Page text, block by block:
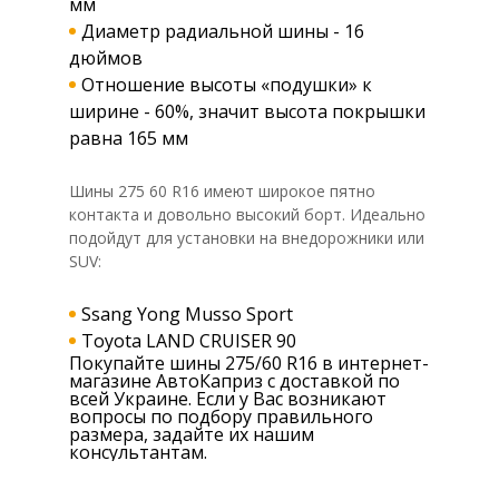
Диаметр радиальной шины - 16
дюймов
Отношение высоты «подушки» к
ширине - 60%, значит высота покрышки
равна 165 мм
Шины 275 60 R16 имеют широкое пятно
контакта и довольно высокий борт. Идеально
подойдут для установки на внедорожники или
SUV:
Ssang Yong Musso Sport
Toyota LAND CRUISER 90
Покупайте шины 275/60 R16 в интернет-
магазине АвтоКаприз с доставкой по
всей Украине. Если у Вас возникают
вопросы по подбору правильного
размера, задайте их нашим
консультантам.